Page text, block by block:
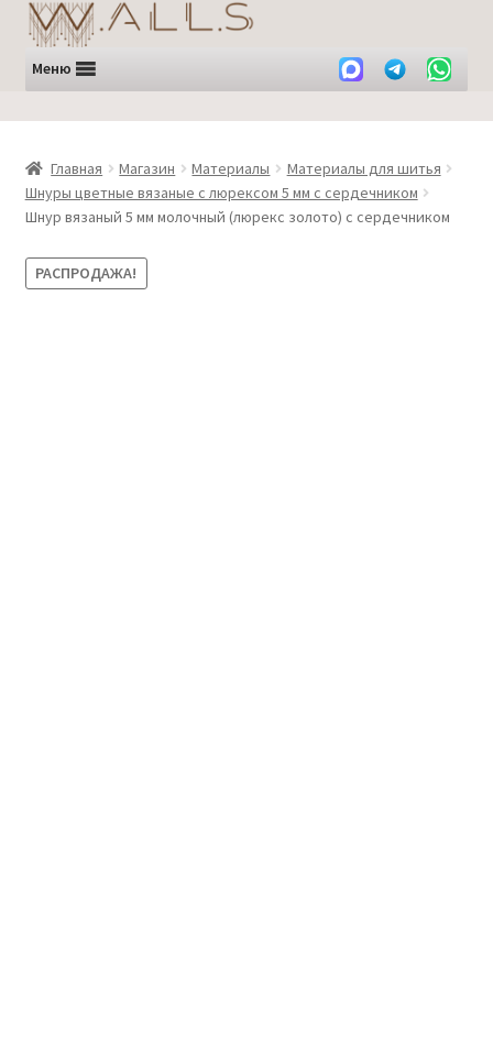
Перейти
к
навигации
Перейти
к
содержимому
Меню
Главная Магазин Материалы
Материалы для шитья
Шнуры цветные вязаные с люрексом 5 мм с сердечником
Шнур вязаный 5 мм молочный (люрекс золото) с сердечником
РАСПРОДАЖА!